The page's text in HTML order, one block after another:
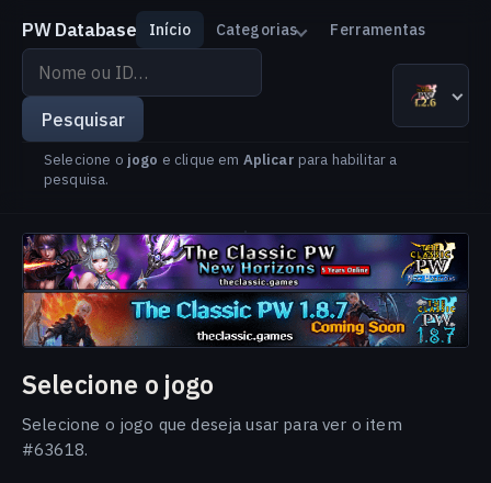
PW Database Início Categorias Ferramentas
Pesquisar
por
nome
ou
Pesquisar
Versão
IdiomaThe Classic PW 1.2.6
Selecione o jogo e clique em Aplicar para habilitar a
pesquisa.
Selecione o jogo
Selecione o jogo que deseja usar para ver o item
#63618.